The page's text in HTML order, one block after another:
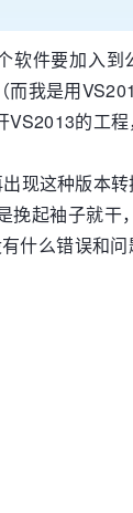
软件要加入
而我是用
的工
现这种版本
挽起袖子就干
什么错误和